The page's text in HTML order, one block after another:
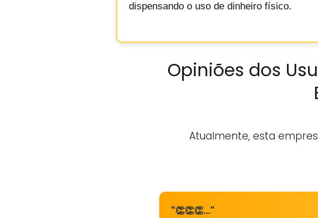
dispensando o uso de dinheiro físico.
Opiniões dos
Atualmente, esta
"👏👏👏…"